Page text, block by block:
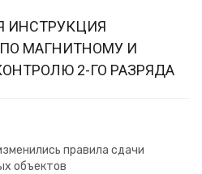
ИНСТРУКЦИЯ
МАГНИТНОМУ И
2-ГО РАЗРЯДА
правила сдачи
объектов